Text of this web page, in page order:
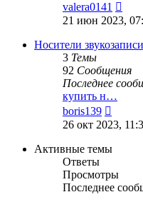
valera0141
к
21 июн 2023,
Носители звукозаписи
3 Темы
92 Сообщения
Последнее
купить н…
boris139
к
26 окт 2023,
Активные темы
Ответы
Просмотры
Последнее